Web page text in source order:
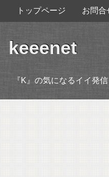
トップページ お問合
keeenet
『K』の気になるイイ発信